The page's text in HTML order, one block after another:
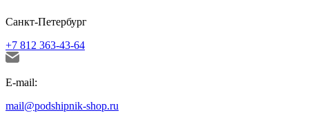
Санкт-Петербург
+7 812 363-43-64
E-mail:
mail@podshipnik-shop.ru